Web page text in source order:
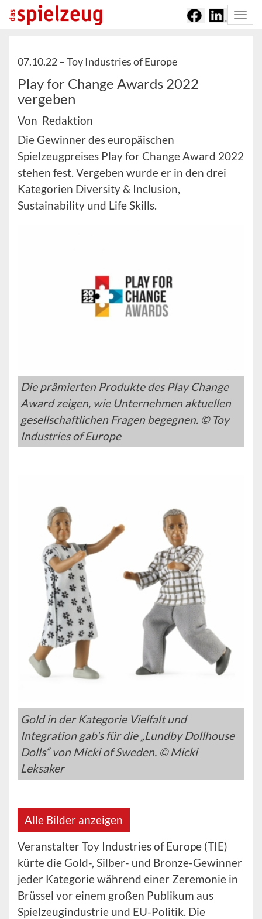
07.10.22 –Toy Industries of Europe
Play for Change Awards 2022
vergeben
Von Redaktion
Die Gewinner des europäischen
Spielzeugpreises Play for Change Award 2022
stehen fest. Vergeben wurde er in den drei
Kategorien Diversity & Inclusion,
Sustainability und Life Skills.
Die prämierten Produkte des Play Change
Award zeigen, wie Unternehmen aktuellen
gesellschaftlichen Fragen begegnen. © Toy
Industries of Europe
Gold in der Kategorie Vielfalt und
Integration gab's für die „Lundby Dollhouse
Dolls“ von Micki of Sweden. © Micki
Leksaker
Alle Bilder anzeigen
Veranstalter Toy Industries of Europe (TIE)
kürte die Gold-, Silber- und Bronze-Gewinner
jeder Kategorie während einer Zeremonie in
Brüssel vor einem großen Publikum aus
Spielzeugindustrie und EU-Politik. Die